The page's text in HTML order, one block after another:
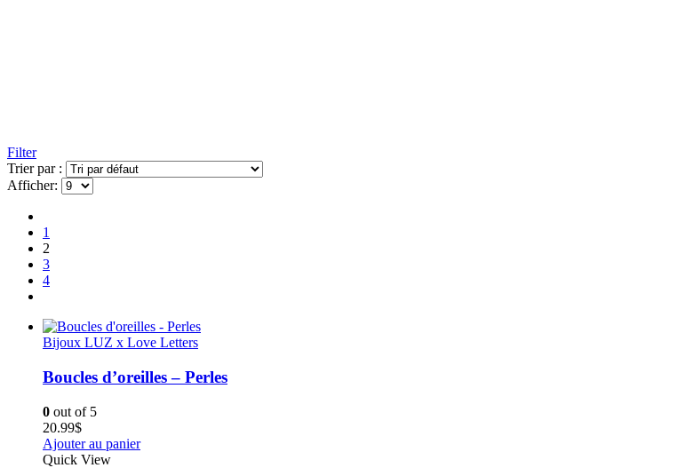
Filter
Trier par :
Afficher:
1
2
3
4
Bijoux LUZ x Love Letters
Boucles d’oreilles – Perles
0 out of 5
20.99$
Ajouter au panier
Quick View